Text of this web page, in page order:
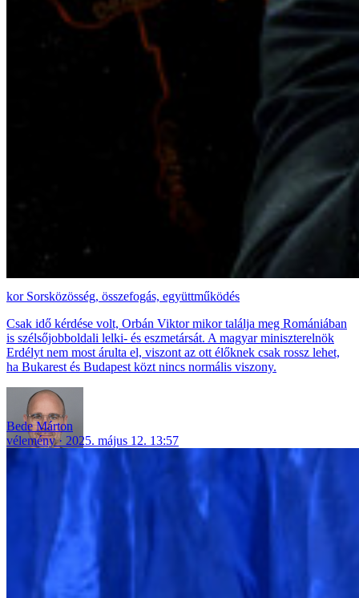
Sorsközösség, összefogás, együttműködés
Csak idő kérdése volt, Orbán Viktor mikor találja meg Romániában
is szélsőjobboldali lelki- és eszmetársát. A magyar miniszterelnök
Erdélyt nem most árulta el, viszont az ott élőknek csak rossz lehet,
ha Bukarest és Budapest közt nincs normális viszony.
Bede Márton
vélemény
2025. május 12. 13:57